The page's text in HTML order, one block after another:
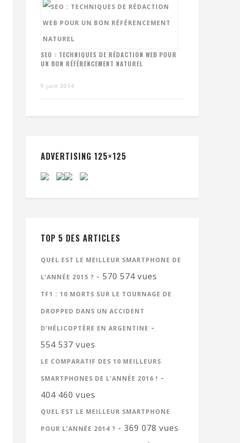
SEO : TECHNIQUES DE RÉDACTION WEB POUR
UN BON RÉFÉRENCEMENT NATUREL
9 juin 2014
ADVERTISING 125×125
TOP 5 DES ARTICLES
QUEL EST LE MEILLEUR SMARTPHONE DE
L’ANNÉE 2015 ? - 570 574 vues
TF1 : 10 MORTS SUR LE TOURNAGE DE
DROPPED DANS UN ACCIDENT
D’HÉLICOPTÈRE EN ARGENTINE -
554 537 vues
LE COMPARATIF DES 10 MEILLEURS
SMARTPHONES DE L’ANNÉE 2016 ! -
404 460 vues
QUEL EST LE MEILLEUR SMARTPHONE
POUR L’ANNÉE 2014 ? - 369 078 vues